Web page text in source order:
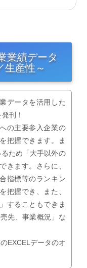
業績データ
生産性～
データを活用した
刊！
の主要参入企業の
把握できます。ま
ため「大手以外の
きます。さらに、
指標等のランキン
把握でき、また、
することもできま
先、事業概況」な
EXCELデータのオ